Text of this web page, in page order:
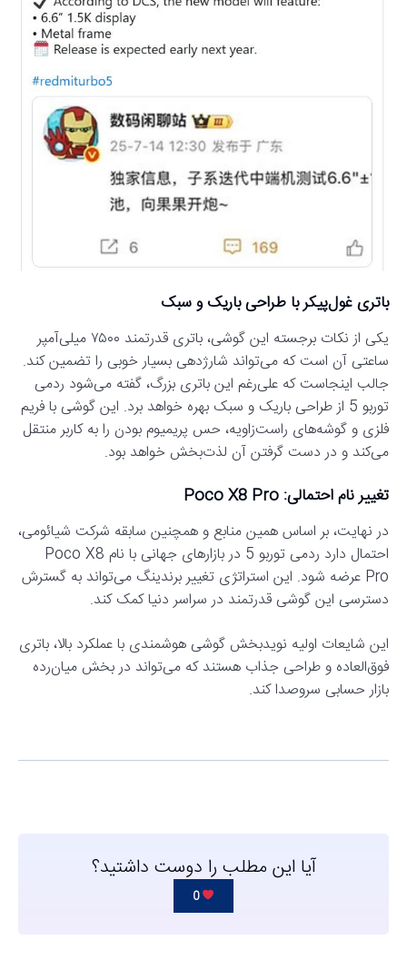
باتری غول‌پیکر با طراحی باریک و سبک
یکی از نکات برجسته این گوشی، باتری قدرتمند ۷۵۰۰ میلی‌آمپر
ساعتی آن است که می‌تواند شارژدهی بسیار خوبی را تضمین کند.
جالب اینجاست که علی‌رغم این باتری بزرگ، گفته می‌شود ردمی
توربو 5 از طراحی باریک و سبک بهره خواهد برد. این گوشی با فریم
فلزی و گوشه‌های راست‌زاویه، حس پریمیوم بودن را به کاربر منتقل
می‌کند و در دست گرفتن آن لذت‌بخش خواهد بود.
تغییر نام احتمالی: Poco X8 Pro
در نهایت، بر اساس همین منابع و همچنین سابقه شرکت شیائومی،
احتمال دارد ردمی توربو 5 در بازارهای جهانی با نام Poco X8
Pro عرضه شود. این استراتژی تغییر برندینگ می‌تواند به گسترش
دسترسی این گوشی قدرتمند در سراسر دنیا کمک کند.
این شایعات اولیه نویدبخش گوشی هوشمندی با عملکرد بالا، باتری
فوق‌العاده و طراحی جذاب هستند که می‌تواند در بخش میان‌رده
بازار حسابی سروصدا کند.
آیا این مطلب را دوست داشتید؟
0